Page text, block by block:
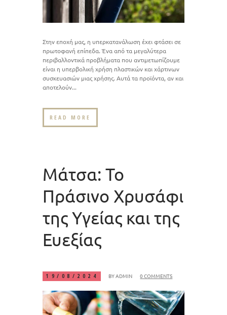
Στην εποχή μας, η υπερκατανάλωση έχει φτάσει σε
πρωτοφανή επίπεδα. Ένα από τα μεγαλύτερα
περιβαλλοντικά προβλήματα που αντιμετωπίζουμε
είναι η υπερβολική χρήση πλαστικών και χάρτινων
συσκευασιών μιας χρήσης. Αυτά τα προϊόντα, αν και
αποτελούν...
READ MORE
Μάτσα: Το
Πράσινο Χρυσάφι
της Υγείας και της
Ευεξίας
19/08/2024 BYADMIN 0 COMMENTS